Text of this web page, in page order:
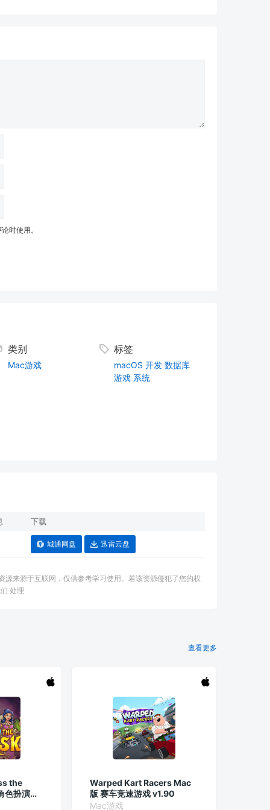
时使用。
类别
Mac游戏
标签
macOS 开发 数据库
游戏 系统
下载
城通网盘 迅雷云盘
来源于互联网，仅供参考学习使用。若该资源侵犯了您的权
处理
查看更多
the
色扮演游
Warped Kart Racers Mac
版 赛车竞速游戏 v1.90
Mac游戏